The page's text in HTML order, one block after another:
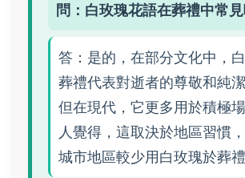
問：白玫瑰花語在葬禮中常見
答：是的，在部分文化中，
葬禮代表對逝者的尊敬和純潔
但在現代，它更多用於積極
人覺得，這取決於地區習慣
城市地區較少用白玫瑰於葬禮